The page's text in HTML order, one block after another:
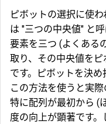
ピボットの選択に使
は "三つの中央値" と
要素を三つ (よくある
取り、その中央値を
です。ピボットを決め
この方法を使うと実際
特に配列が最初から (
度の向上が顕著です